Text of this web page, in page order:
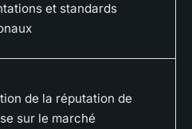
et standards
de la réputation de
sur le marché